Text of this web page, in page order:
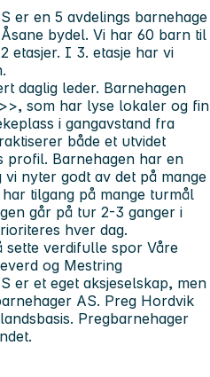
er en 5 avdelings barnehage
bydel. Vi har 60 barn til
etasjer. I 3. etasje har vi
daglig leder. Barnehagen
som har lyse lokaler og fin
i gangavstand fra
både et utvidet
Barnehagen har en
nyter godt av det på mange
tilgang på mange turmål
går på tur 2-3 ganger i
hver dag.
sette verdifulle spor Våre
og Mestring
er et eget aksjeselskap, men
AS. Preg Hordvik
Pregbarnehager